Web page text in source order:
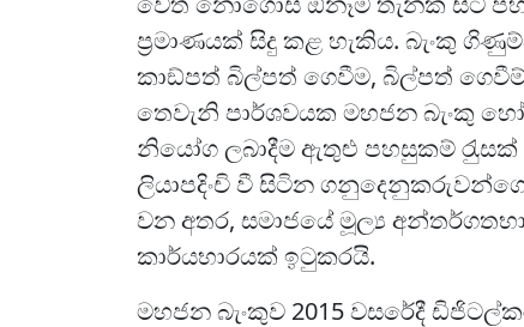
ප‍්‍රමාණයක් සිදු කළ හැකිය. බැංකු
කාඞ්පත් බිල්පත් ගෙවීම, බිල්පත්
තෙවැනි පාර්ශවයක මහජන බැංකු
නියෝග ලබාදීම ඇතුළු පහසුකම් රැුසක්
ලියාපදිංචි වී සිටින
වන අතර, සමාජයේ මූල්‍ය
කාර්යභාරයක් ඉටුකරයි.
මහජන බැංකුව 2015 වසරේදී